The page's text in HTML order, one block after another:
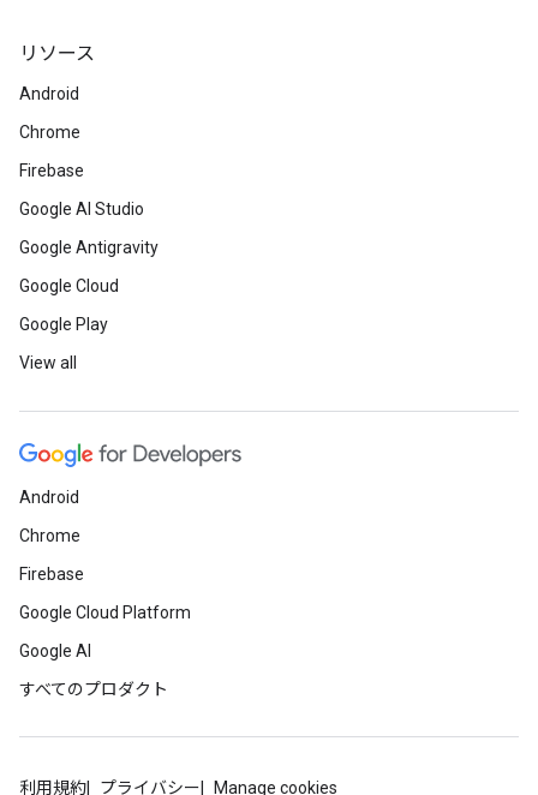
リソース
Android
Chrome
Firebase
Google AI Studio
Google Antigravity
Google Cloud
Google Play
View all
Android
Chrome
Firebase
Google Cloud Platform
Google AI
すべてのプロダクト
利用規約 プライバシー Manage cookies